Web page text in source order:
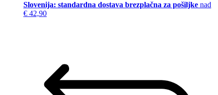
Slovenija: standardna dostava brezplačna za pošiljke nad
€ 42,90